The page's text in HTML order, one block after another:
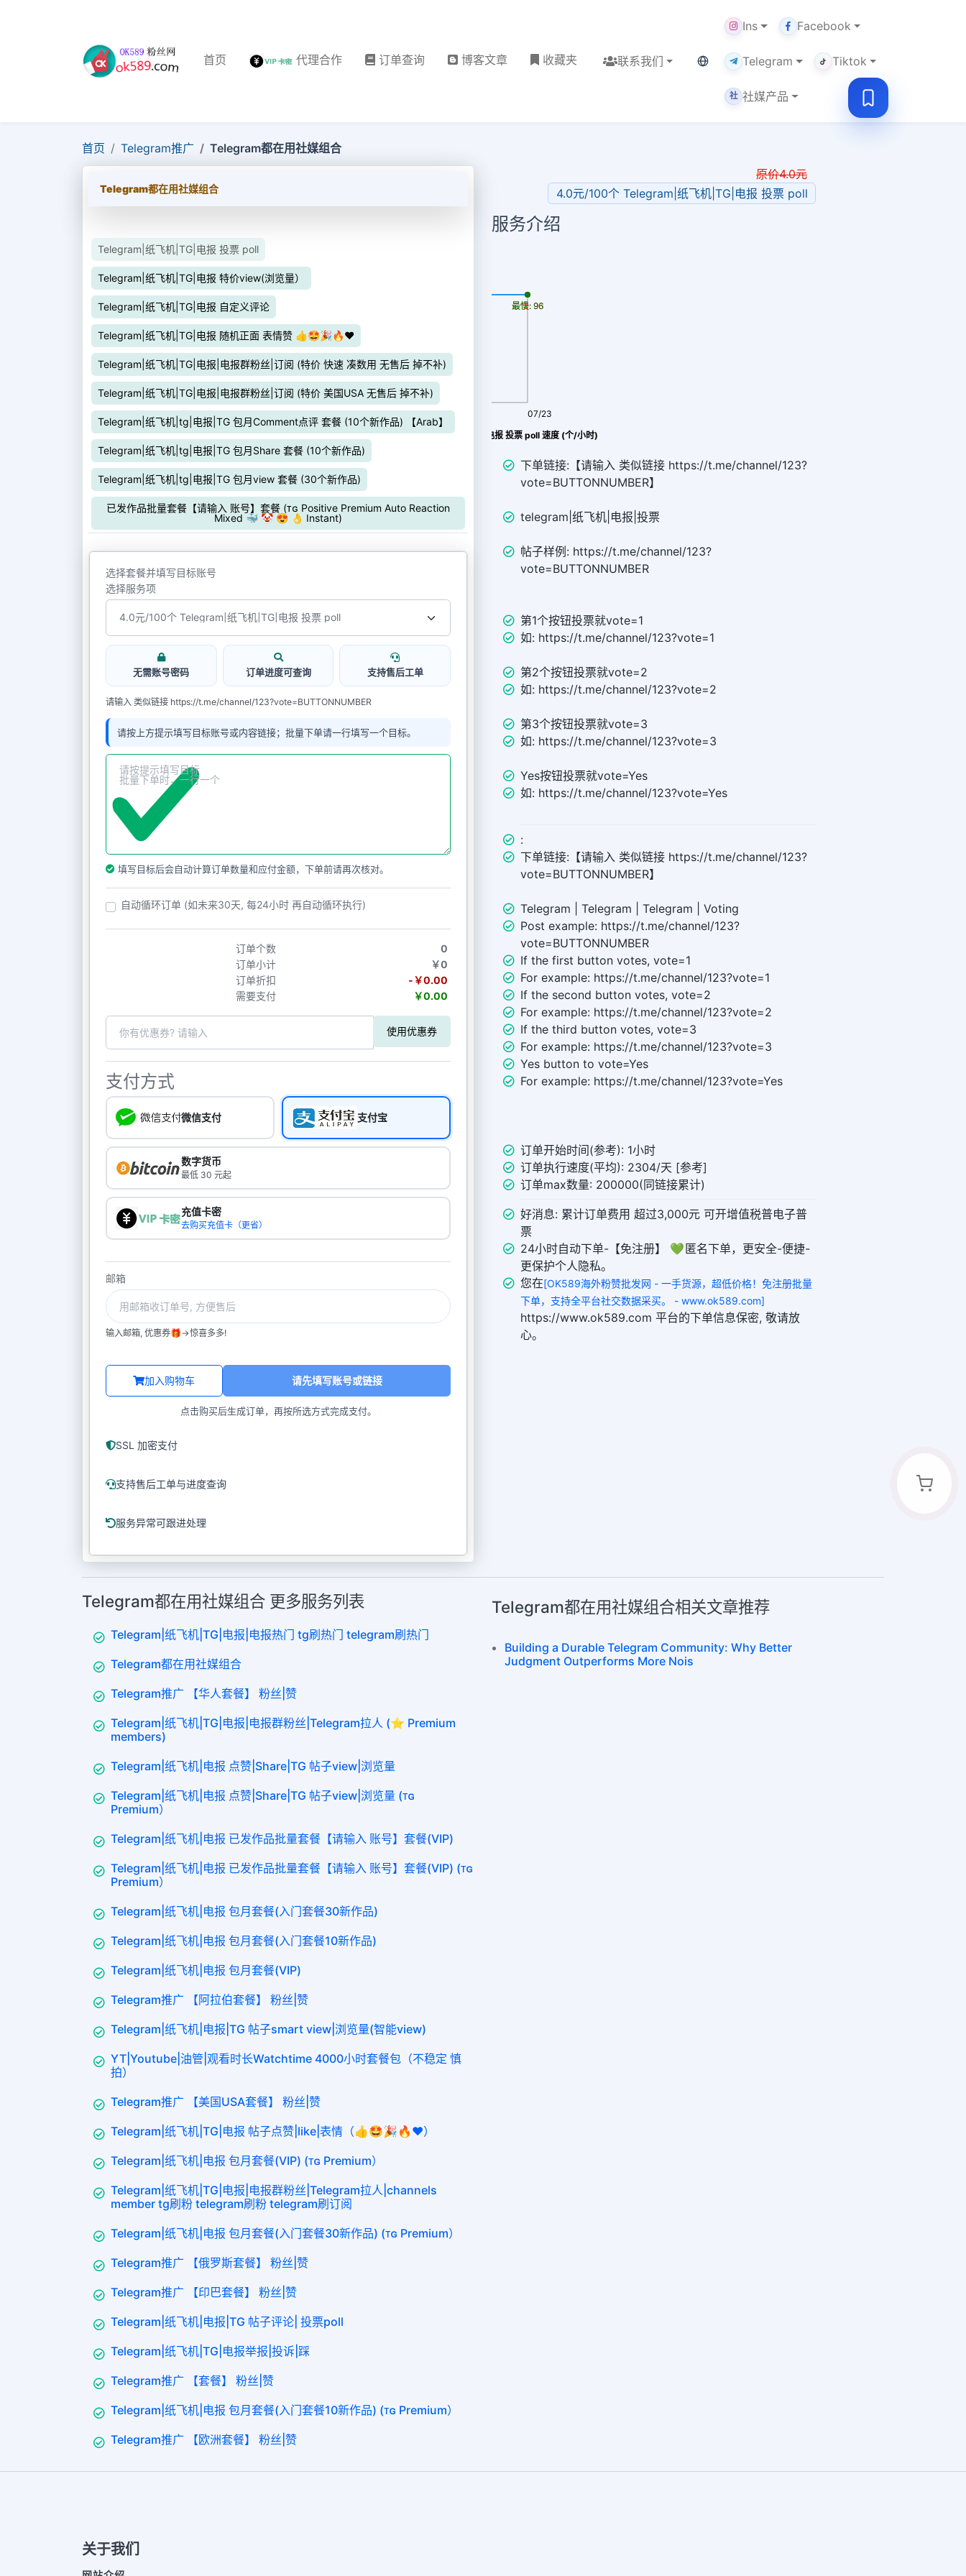
首页 代理合作 订单查询 博客文章 收藏夹 联系我们 当前语言：中文
Ins Facebook
Telegram Tiktok
社 社媒产品
首页 Telegram推广 Telegram都在用社媒组合
Telegram都在用社媒组合
Telegram|纸飞机|TG|电报 投票 poll
Telegram|纸飞机|TG|电报 特价view(浏览量）
Telegram|纸飞机|TG|电报 自定义评论
Telegram|纸飞机|TG|电报 随机正面 表情赞 👍🤩🎉🔥❤️
Telegram|纸飞机|TG|电报|电报群粉丝|订阅 (特价 快速 凑数用 无售后 掉不补)
Telegram|纸飞机|TG|电报|电报群粉丝|订阅 (特价 美国USA 无售后 掉不补)
Telegram|纸飞机|tg|电报|TG 包月Comment点评 套餐 (10个新作品) 【Arab】
Telegram|纸飞机|tg|电报|TG 包月Share 套餐 (10个新作品)
Telegram|纸飞机|tg|电报|TG 包月view 套餐 (30个新作品)
已发作品批量套餐【请输入 账号】套餐 (ᴛɢ Positive Premium Auto Reaction
Mixed 🐳 🤡 😍 👌 Instant)
选择套餐并填写目标账号
选择服务项
无需账号密码 订单进度可查询 支持售后工单
请输入 类似链接 https://t.me/channel/123?vote=BUTTONNUMBER
请按上方提示填写目标账号或内容链接；批量下单请一行填写一个目标。
填写目标后会自动计算订单数量和应付金额，下单前请再次核对。
自动循环订单 (如未来30天, 每24小时 再自动循环执行)
订单个数
0
订单小计
￥0
订单折扣
-￥0.00
需要支付
￥0.00
使用优惠券
支付方式
微信支付 支付宝
数字货币
最低 30 元起
充值卡密
去购买充值卡（更省）
邮箱
输入邮箱, 优惠券🎁->惊喜多多!
加入购物车 请先填写账号或链接
点击购买后生成订单，再按所选方式完成支付。
SSL 加密支付
支持售后工单与进度查询
服务异常可跟进处理
原价4.0元
4.0元/100个 Telegram|纸飞机|TG|电报 投票 poll
服务介绍
Telegram|纸飞机|TG|电报 投票 poll 速度 (个/小时)
07/23
08/05
最慢: 96
最快: 96
下单链接:【请输入 类似链接 https://t.me/channel/123?
vote=BUTTONNUMBER】
telegram|纸飞机|电报|投票
帖子样例: https://t.me/channel/123?
vote=BUTTONNUMBER
第1个按钮投票就vote=1
如: https://t.me/channel/123?vote=1
第2个按钮投票就vote=2
如: https://t.me/channel/123?vote=2
第3个按钮投票就vote=3
如: https://t.me/channel/123?vote=3
Yes按钮投票就vote=Yes
如: https://t.me/channel/123?vote=Yes
:
下单链接:【请输入 类似链接 https://t.me/channel/123?
vote=BUTTONNUMBER】
Telegram | Telegram | Telegram | Voting
Post example: https://t.me/channel/123?
vote=BUTTONNUMBER
If the first button votes, vote=1
For example: https://t.me/channel/123?vote=1
If the second button votes, vote=2
For example: https://t.me/channel/123?vote=2
If the third button votes, vote=3
For example: https://t.me/channel/123?vote=3
Yes button to vote=Yes
For example: https://t.me/channel/123?vote=Yes
订单开始时间(参考): 1小时
订单执行速度(平均): 2304/天 [参考]
订单max数量: 200000(同链接累计)
好消息: 累计订单费用 超过3,000元 可开增值税普电子普
票
24小时自动下单-【免注册】 💚 匿名下单，更安全-便捷-
更保护个人隐私。
您在[OK589海外粉赞批发网 - 一手货源，超低价格！免注册批量
下单，支持全平台社交数据采买。 - www.ok589.com]
https://www.ok589.com 平台的下单信息保密, 敬请放
心。
Telegram都在用社媒组合 更多服务列表
Telegram|纸飞机|TG|电报|电报热门 tg刷热门 telegram刷热门
Telegram都在用社媒组合
Telegram推广 【华人套餐】 粉丝|赞
Telegram|纸飞机|TG|电报|电报群粉丝|Telegram拉人 (⭐ Premium
members)
Telegram|纸飞机|电报 点赞|Share|TG 帖子view|浏览量
Telegram|纸飞机|电报 点赞|Share|TG 帖子view|浏览量 (ᴛɢ
Premium）
Telegram|纸飞机|电报 已发作品批量套餐【请输入 账号】套餐(VIP)
Telegram|纸飞机|电报 已发作品批量套餐【请输入 账号】套餐(VIP) (ᴛɢ
Premium）
Telegram|纸飞机|电报 包月套餐(入门套餐30新作品)
Telegram|纸飞机|电报 包月套餐(入门套餐10新作品)
Telegram|纸飞机|电报 包月套餐(VIP)
Telegram推广 【阿拉伯套餐】 粉丝|赞
Telegram|纸飞机|电报|TG 帖子smart view|浏览量(智能view)
YT|Youtube|油管|观看时长Watchtime 4000小时套餐包（不稳定 慎
拍）
Telegram推广 【美国USA套餐】 粉丝|赞
Telegram|纸飞机|TG|电报 帖子点赞|like|表情（👍🤩🎉🔥❤️）
Telegram|纸飞机|电报 包月套餐(VIP) (ᴛɢ Premium）
Telegram|纸飞机|TG|电报|电报群粉丝|Telegram拉人|channels
member tg刷粉 telegram刷粉 telegram刷订阅
Telegram|纸飞机|电报 包月套餐(入门套餐30新作品) (ᴛɢ Premium）
Telegram推广 【俄罗斯套餐】 粉丝|赞
Telegram推广 【印巴套餐】 粉丝|赞
Telegram|纸飞机|电报|TG 帖子评论| 投票poll
Telegram|纸飞机|TG|电报举报|投诉|踩
Telegram推广 【套餐】 粉丝|赞
Telegram|纸飞机|电报 包月套餐(入门套餐10新作品) (ᴛɢ Premium）
Telegram推广 【欧洲套餐】 粉丝|赞
Telegram都在用社媒组合相关文章推荐
Building a Durable Telegram Community: Why Better
Judgment Outperforms More Nois
关于我们